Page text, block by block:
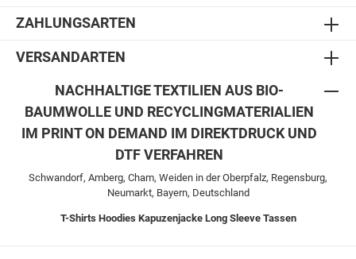
ZAHLUNGSARTEN
VERSANDARTEN
NACHHALTIGE TEXTILIEN AUS BIO-
BAUMWOLLE UND RECYCLINGMATERIALIEN
IM PRINT ON DEMAND IM DIREKTDRUCK UND
DTF VERFAHREN
Schwandorf, Amberg, Cham, Weiden in der Oberpfalz, Regensburg,
Neumarkt, Bayern, Deutschland
T-Shirts Hoodies Kapuzenjacke Long Sleeve Tassen